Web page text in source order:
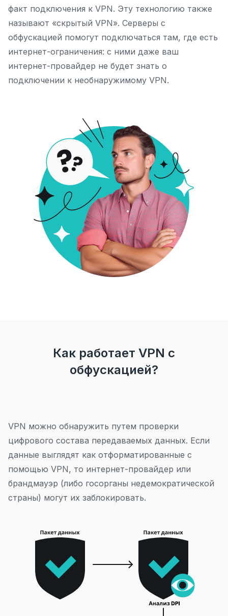
факт подключения к VPN. Эту технологию также
называют «скрытый VPN». Серверы с
обфускацией помогут подключаться там, где есть
интернет-ограничения: с ними даже ваш
интернет-провайдер не будет знать о
подключении к необнаружимому VPN.
Как работает VPN с
обфускацией?
VPN можно обнаружить путем проверки
цифрового состава передаваемых данных. Если
данные выглядят как отформатированные с
помощью VPN, то интернет-провайдер или
брандмауэр (либо госорганы недемократической
страны) могут их заблокировать.